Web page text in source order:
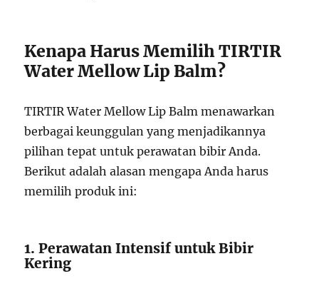
Kenapa Harus Memilih TIRTIR
Water Mellow Lip Balm?
TIRTIR Water Mellow Lip Balm menawarkan
berbagai keunggulan yang menjadikannya
pilihan tepat untuk perawatan bibir Anda.
Berikut adalah alasan mengapa Anda harus
memilih produk ini:
1. Perawatan Intensif untuk Bibir
Kering